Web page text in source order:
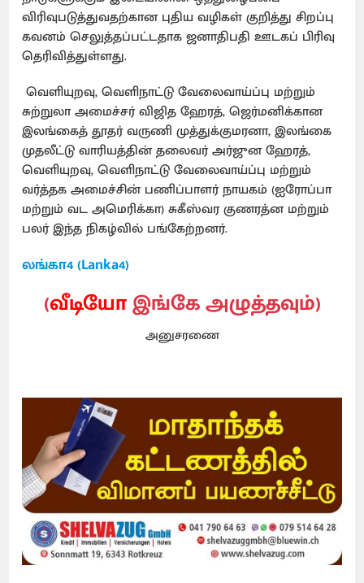
விரிவுபடுத்துவதற்கான புதிய வழிகள் குறித்து சிறப்பு
கவனம் செலுத்தப்பட்டதாக ஜனாதிபதி ஊடகப் பிரிவு
தெரிவித்துள்ளது.
வெளியுறவு, வெளிநாட்டு வேலைவாய்ப்பு மற்றும்
சுற்றுலா அமைச்சர் விஜித ஹேரத், ஜெர்மனிக்கான
இலங்கைத் தூதர் வருணி முத்துக்குமரனா, இலங்கை
முதலீட்டு வாரியத்தின் தலைவர் அர்ஜுன ஹேரத்,
வெளியுறவு, வெளிநாட்டு வேலைவாய்ப்பு மற்றும்
வர்த்தக அமைச்சின் பணிப்பாளர் நாயகம் (ஐரோப்பா
மற்றும் வட அமெரிக்கா) சுகீஸ்வர குணரத்ன மற்றும்
பலர் இந்த நிகழ்வில் பங்கேற்றனர்.
லங்கா4 (Lanka4)
(வீடியோஇங்கே அழுத்தவும்)
அனுசரணை